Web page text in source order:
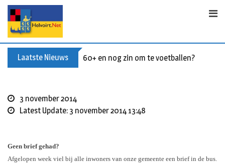
p
Laatste Nieuws 60+ en nog zin om te voetballen? Kom
3 november 2014
Latest Update: 3 november 2014 13:48
Geen brief gehad?
Afgelopen week viel bij alle inwoners van onze gemeente een brief in de bus.